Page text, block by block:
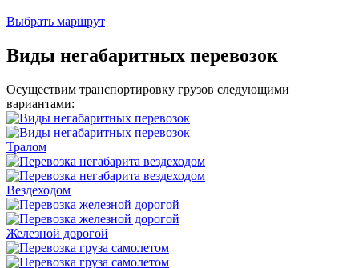
Выбрать маршрут
Виды негабаритных перевозок
Осуществим транспортировку грузов следующими
вариантами:
Тралом
Вездеходом
Железной дорогой